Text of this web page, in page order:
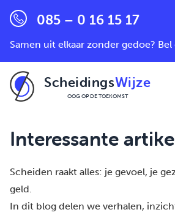
085 – 0 16 15 17
Samen uit elkaar zonder gedoe?
ScheidingsWijze
OOG OP DE TOEKOMST
Interessante
Scheiden raakt alles: je gevoel, je
geld.
In dit blog delen we verhalen,